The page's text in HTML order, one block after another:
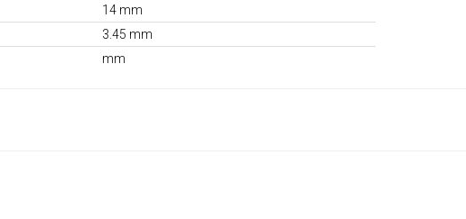
14 mm
3.45 mm
mm